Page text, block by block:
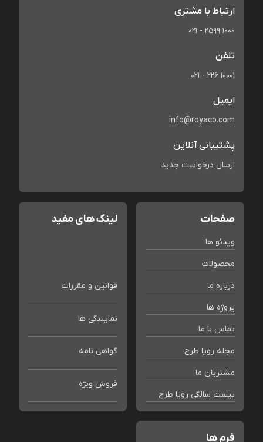
ارتباط با مشتری
021 - 2599 1000
تلفن
021 - 226 10001
ایمیل
info@royaco.com
پشتیبانی آنلاین
ارسال درخواست جدید
صفحات
ویدئو ها
محصولات
درباره ما
پروژه ها
تماس با ما
مجله رویا طرح
مشتریان ما
بیست سالگی رویا طرح
لینک های مفید
قوانین و مقررات
نمایندگی ها
گواهی نامه
فروش ویژه
فرم ها